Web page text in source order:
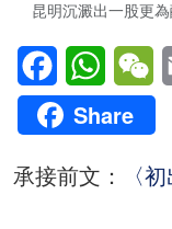
昆明沉澱出一股更
Facebook
Share
承接前文： 〈